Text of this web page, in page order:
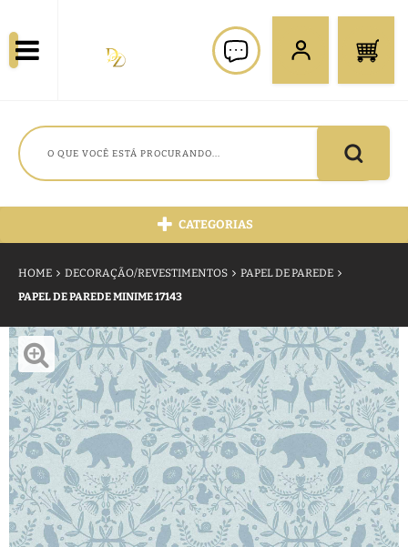
CATEGORIAS
HOME DECORAÇÃO/REVESTIMENTOS
PAPEL DE PAREDE
PAPEL DE PAREDE MINIME 17143